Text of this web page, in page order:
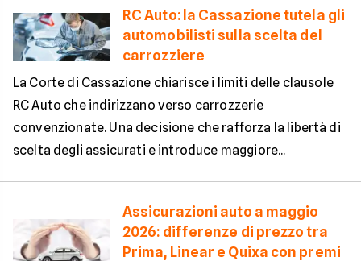
RC Auto: la Cassazione tutela gli
automobilisti sulla scelta del
carrozziere
La Corte di Cassazione chiarisce i limiti delle clausole
RC Auto che indirizzano verso carrozzerie
convenzionate. Una decisione che rafforza la libertà di
scelta degli assicurati e introduce maggiore...
Assicurazioni auto a maggio
2026: differenze di prezzo tra
Prima, Linear e Quixa con premi